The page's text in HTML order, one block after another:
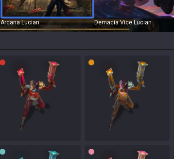
Arcana Lucian Demacia Vice Lucian